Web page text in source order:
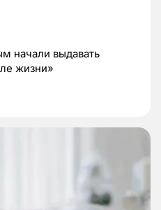
начали выдавать
жизни»